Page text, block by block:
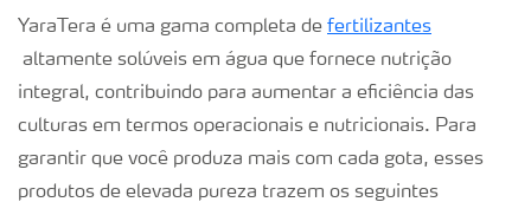
YaraTera é uma gama completa de fertilizantes
altamente solúveis em água que fornece nutrição
integral, contribuindo para aumentar a eficiência das
culturas em termos operacionais e nutricionais. Para
garantir que você produza mais com cada gota, esses
produtos de elevada pureza trazem os seguintes